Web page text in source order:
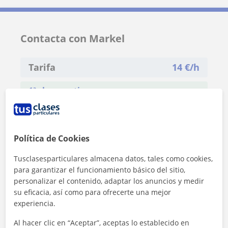
Contacta con Markel
Tarifa 14 €/h
1ª clase gratis
Política de Cookies
Tusclasesparticulares almacena datos, tales como cookies,
para garantizar el funcionamiento básico del sitio,
personalizar el contenido, adaptar los anuncios y medir
su eficacia, así como para ofrecerte una mejor
experiencia.
Al hacer clic en “Aceptar”, aceptas lo establecido en